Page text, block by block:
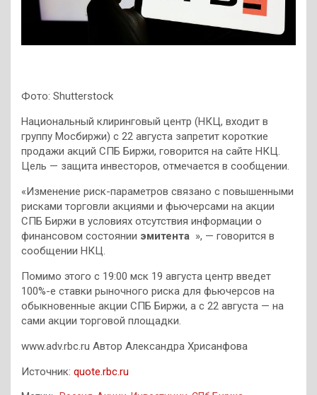
Фото: Shutterstock
Национальный клиринговый центр (НКЦ, входит в
группу Мосбиржи) с 22 августа запретит короткие
продажи акций СПБ Биржи, говорится на сайте НКЦ.
Цель — защита инвесторов, отмечается в сообщении.
«Изменение риск-параметров связано с повышенными
рисками торговли акциями и фьючерсами на акции
СПБ Биржи в условиях отсутствия информации о
финансовом состоянии эмитента », — говорится в
сообщении НКЦ.
Помимо этого с 19:00 мск 19 августа центр введет
100%-е ставки рыночного риска для фьючерсов на
обыкновенные акции СПБ Биржи, а с 22 августа — на
сами акции торговой площадки.
www.adv.rbc.ru Автор Александра Хрисанфова
Источник: quote.rbc.ru